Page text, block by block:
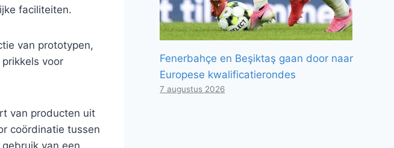
faciliteiten.
van prototypen,
voor
van producten uit
coördinatie tussen
van een
Fenerbahçe en Beşiktaş gaan door naar
Europese kwalificatierondes
7 augustus 2026